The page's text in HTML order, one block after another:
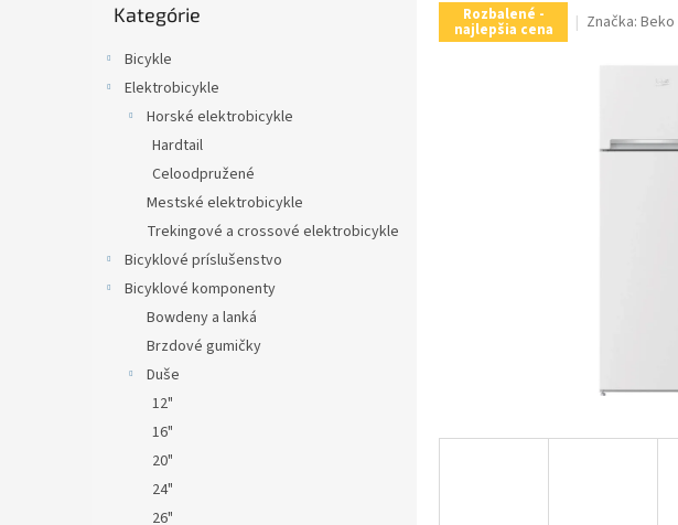
kategórie
Kategórie
Bicykle
Elektrobicykle
Horské elektrobicykle
Hardtail
Celoodpružené
Mestské elektrobicykle
Trekingové a crossové elektrobicykle
Bicyklové príslušenstvo
Bicyklové komponenty
Bowdeny a lanká
Brzdové gumičky
Duše
12"
16"
20"
24"
26"
Rozbalené -
najlepšia cena Značka: Beko